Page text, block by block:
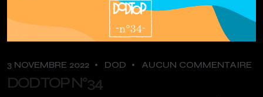
3 NOVEMBRE 2022 DOD AUCUN COMMENTAIRE
DOD TOP N°34